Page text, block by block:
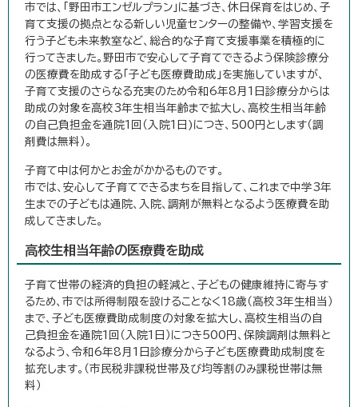
市では、「野田市エンゼルプラン」に基づき、休日保育をはじめ、子
育て支援の拠点となる新しい児童センターの整備や、学習支援を
行う子ども未来教室など、総合的な子育て支援事業を積極的に
行ってきました。野田市で安心して子育てできるよう保険診療分
の医療費を助成する「子ども医療費助成」を実施していますが、
子育て支援のさらなる充実のため令和6年8月1日診療分からは
助成の対象を高校3年生相当年齢まで拡大し、高校生相当年齢
の自己負担金を通院1回（入院1日)につき、500円とします（調
剤費は無料）。
子育て中は何かとお金がかかるものです。
市では、安心して子育てできるまちを目指して、これまで中学3年
生までの子どもは通院、入院、調剤が無料となるよう医療費を助
成してきました。
高校生相当年齢の医療費を助成
子育て世帯の経済的負担の軽減と、子どもの健康維持に寄与す
るため、市では所得制限を設けることなく18歳（高校3年生相当）
まで、子ども医療費助成制度の対象を拡大し、高校生相当の自
己負担金を通院1回（入院1日）につき500円、保険調剤は無料と
なるよう、令和6年8月1日診療分から子ども医療費助成制度を
拡充します。（市民税非課税世帯及び均等割のみ課税世帯は無
料）